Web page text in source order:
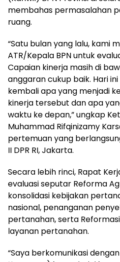
membahas permasalahan
ruang.
“Satu bulan yang lalu, kami
ATR/Kepala BPN untuk
Capaian kinerja masih di
anggaran cukup baik. Hari
kembali apa yang menjadi
kinerja tersebut dan apa
waktu ke depan,” ungkap
Muhammad Rifqinizamy
pertemuan yang
II DPR RI, Jakarta.
Secara lebih rinci, Rapat
evaluasi seputar Reforma
konsolidasi kebijakan
nasional, penanganan
pertanahan, serta
layanan pertanahan.
“Saya berkomunikasi